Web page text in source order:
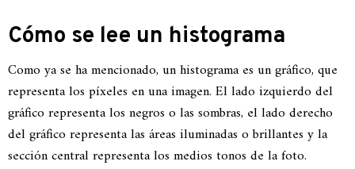
Cómo se lee un histograma
Como ya se ha mencionado, un histograma es un gráfico, que
representa los píxeles en una imagen. El lado izquierdo del
gráfico representa los negros o las sombras, el lado derecho
del gráfico representa las áreas iluminadas o brillantes y la
sección central representa los medios tonos de la foto.